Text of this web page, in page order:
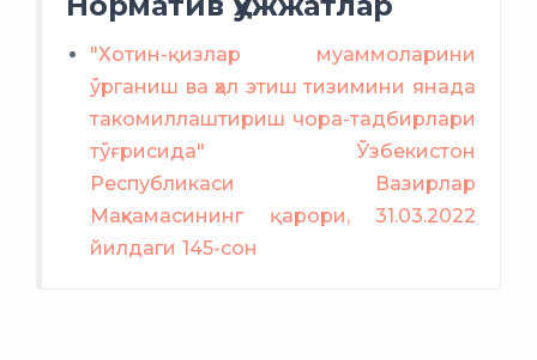
"Хотин-қизлар муаммоларини
ўрганиш ва ҳал этиш тизимини янада
такомиллаштириш чора-тадбирлари
тўғрисида" Ўзбекистон
Республикаси Вазирлар
Маҳкамасининг қарори, 31.03.2022
йилдаги 145-сон